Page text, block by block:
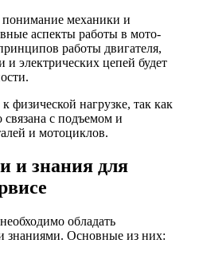
механики и
аспекты работы в мото-
работы двигателя,
и электрических цепей будет
физической нагрузке, так как
связана с подъемом и
и мотоциклов.
и знания для
обладать
знаниями. Основные из них: